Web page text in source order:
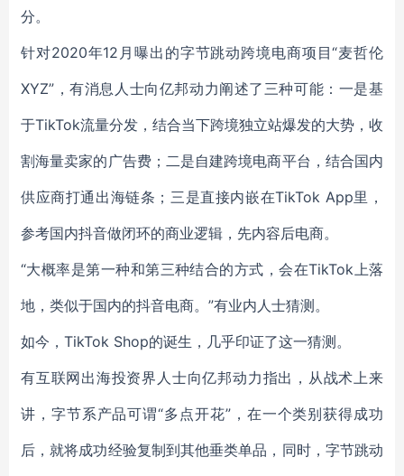
分。
针对2020年12月曝出的字节跳动跨境电商项目“麦哲伦
XYZ”，有消息人士向亿邦动力阐述了三种可能：一是基
于TikTok流量分发，结合当下跨境独立站爆发的大势，收
割海量卖家的广告费；二是自建跨境电商平台，结合国内
供应商打通出海链条；三是直接内嵌在TikTok App里，
参考国内抖音做闭环的商业逻辑，先内容后电商。
“大概率是第一种和第三种结合的方式，会在TikTok上落
地，类似于国内的抖音电商。”有业内人士猜测。
如今，TikTok Shop的诞生，几乎印证了这一猜测。
有互联网出海投资界人士向亿邦动力指出，从战术上来
讲，字节系产品可谓“多点开花”，在一个类别获得成功
后，就将成功经验复制到其他垂类单品，同时，字节跳动